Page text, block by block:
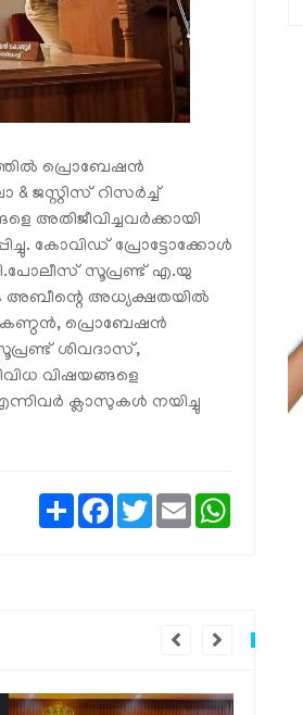
പ്രൊബേഷന്‍
ജസ്റ്റിസ് റിസര്‍ച്ച്
കോവിഡ് പ്രോട്ടോക്കോള്‍
സൂപ്രണ്ട് എ.യു
അബീന്റെ അധ്യക്ഷതയില്‍
പ്രൊബേഷന്‍
ശിവദാസ്,
വിഷയങ്ങളെ
ക്ലാസുകള്‍ നയിച്ചു
ShareFacebook
TwitterEmail